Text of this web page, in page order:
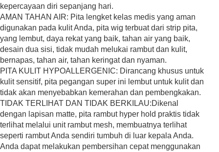
kepercayaan diri sepanjang hari.
AMAN TAHAN AIR: Pita lengket kelas medis yang aman
digunakan pada kulit Anda, pita wig terbuat dari strip pita,
yang lembut, daya rekat yang baik, tahan air yang baik,
desain dua sisi, tidak mudah melukai rambut dan kulit,
bernapas, tahan air, tahan keringat dan nyaman.
PITA KULIT HYPOALLERGENIC: Dirancang khusus untuk
kulit sensitif, pita pegangan super ini lembut untuk kulit dan
tidak akan menyebabkan kemerahan dan pembengkakan.
TIDAK TERLIHAT DAN TIDAK BERKILAU:Dikenal
dengan lapisan matte, pita rambut hyper hold praktis tidak
terlihat melalui unit rambut mesh, membuatnya terlihat
seperti rambut Anda sendiri tumbuh di luar kepala Anda.
Anda dapat melakukan pembersihan cepat menggunakan